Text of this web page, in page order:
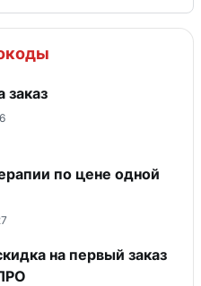
заказ
по цене одной
на первый заказ